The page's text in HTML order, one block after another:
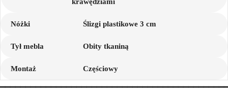
Nóżki Ślizgi plastikowe 3 cm
Tył mebla Obity tkaniną
Montaż Częściowy